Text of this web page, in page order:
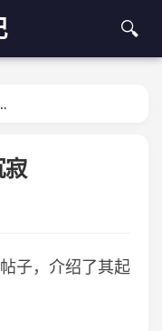
🔍
红与沉寂
子，介绍了其起